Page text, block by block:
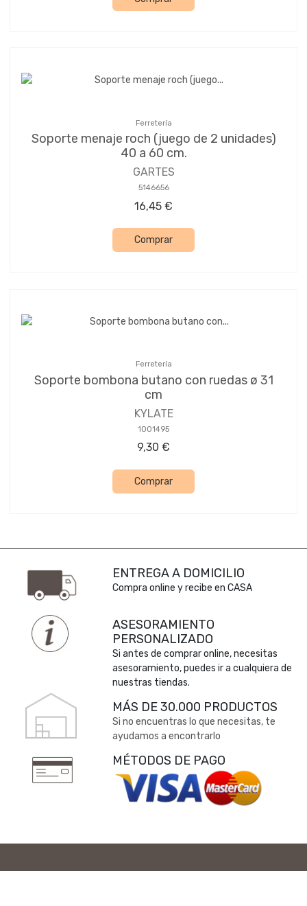
Ferretería
Soporte menaje roch (juego de 2 unidades)
40 a 60 cm.
GARTES
5146656
16,45 €
Comprar
Ferretería
Soporte bombona butano con ruedas ø 31
cm
KYLATE
1001495
9,30 €
Comprar
ENTREGA A DOMICILIO
Compra online y recibe en CASA
ASESORAMIENTO
PERSONALIZADO
Si antes de comprar online, necesitas
asesoramiento, puedes ir a cualquiera de
nuestras tiendas.
MÁS DE 30.000 PRODUCTOS
Si no encuentras lo que necesitas, te
ayudamos a encontrarlo
MÉTODOS DE PAGO